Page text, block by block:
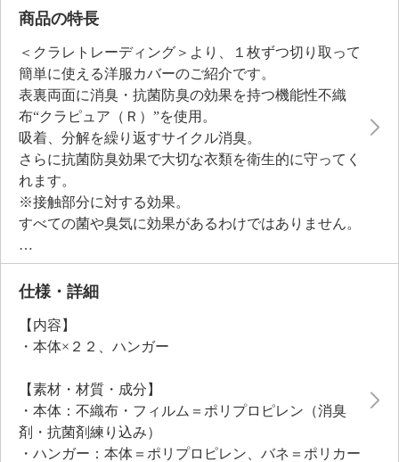
商品の特長
＜クラレトレーディング＞より、１枚ずつ切り取って
簡単に使える洋服カバーのご紹介です。
表裏両面に消臭・抗菌防臭の効果を持つ機能性不織
布“クラピュア（Ｒ）”を使用。
吸着、分解を繰り返すサイクル消臭。
さらに抗菌防臭効果で大切な衣類を衛生的に守ってく
れます。
※接触部分に対する効果。
すべての菌や臭気に効果があるわけではありません。
消臭成分は生地にしっかり練り込まれているため、悪
臭を吸着＆分解するサイクルが長期間持続します。
通気性のある不織布を使用しているのでムレにくく、
ブロック式で必要な分だけ切り取って使うことがで
き、またハンガーで吊って大きな場所を取らずに保管
＜ロング＞
コート、ドレス、ワンピースはもちろん、スラックス
などを折らずに収納する際にもおすすめ。
仕様・詳細
【内容】
・本体×２２、ハンガー
【素材・材質・成分】
・本体：不織布・フィルム＝ポリプロピレン（消臭
剤・抗菌剤練り込み）
・ハンガー：本体＝ポリプロピレン、バネ＝ポリカー